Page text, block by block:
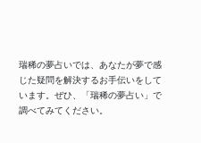
瑞稀の夢占いでは、あなたが夢で感
じた疑問を解決するお手伝いをして
います。ぜひ、「瑞稀の夢占い」で
調べてみてください。